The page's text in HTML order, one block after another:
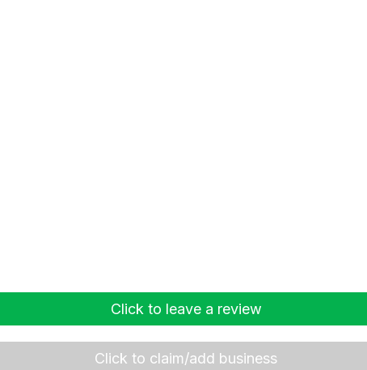
Click to leave a review
Click to claim/add business